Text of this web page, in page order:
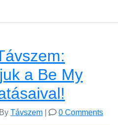
a Be My
Távszem 0 Comments